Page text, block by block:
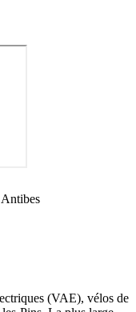
(VAE), vélos de